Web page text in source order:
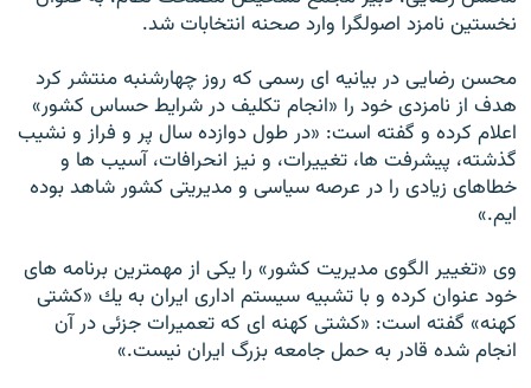
نخستين نامزد اصولگرا وارد صحنه انتخابات شد.
محسن رضايى در بيانيه اى رسمى كه روز چهارشنبه منتشر كرد
هدف از نامزدى خود را «انجام تكليف در شرايط حساس كشور»
اعلام كرده و گفته است: «در طول دوازده سال پر و فراز و نشيب
گذشته، پيشرفت ها، تغييرات، و نيز انحرافات، آسيب ها و
خطاهاى زيادى را در عرصه سياسى و مديريتى كشور شاهد بوده
ايم.»
وى «تغيير الگوى مديريت كشور» را يكى از مهمترين برنامه هاى
خود عنوان كرده و با تشبيه سيستم ادارى ايران به يك «كشتى
كهنه» گفته است: «كشتى كهنه اى كه تعميرات جزئى در آن
انجام شده قادر به حمل جامعه بزرگ ايران نيست.»